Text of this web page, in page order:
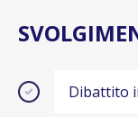
Dibattito